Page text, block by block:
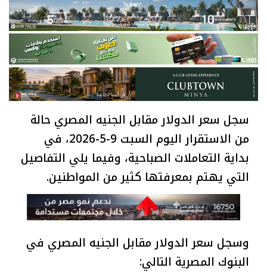
سجل سعر الدولار مقابل الجنيه المصري حالة
من الاستقرار اليوم السبت 9-5-2026، في
بداية التعاملات الصباحية، وفيما يلي التفاصيل
التي يهتم بمعرفتها كثير من المواطنين.
وسجل سعر الدولار مقابل الجنيه المصري في
البنوك المصرية التالي: